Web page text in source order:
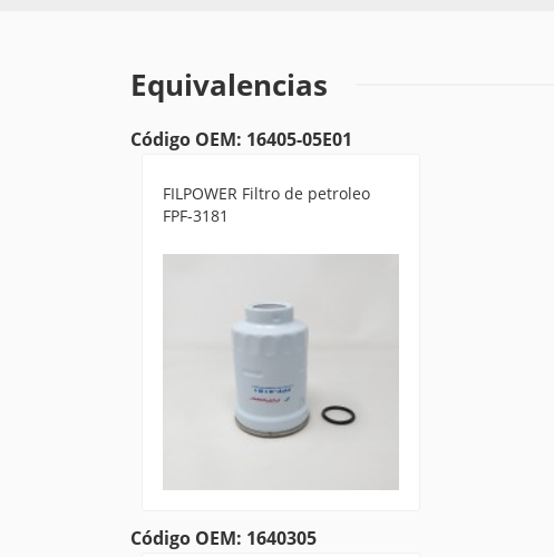
Equivalencias
Código OEM: 16405-05E01
FILPOWER Filtro de petroleo
FPF-3181
Código OEM: 1640305